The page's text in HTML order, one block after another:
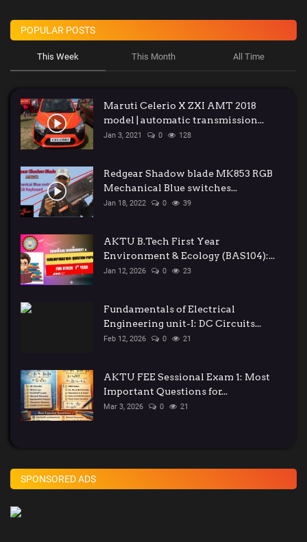
POPULAR POSTS
This Week This Month All Time
Maruti Celerio X ZXI AMT 2018
model | automatic transmission...
Jan 3, 2021 0 128
Redgear Shadow blade MK853 RGB
Mechanical Blue switches...
Jan 18, 2022 0 39
AKTU B.Tech First Year
Environment & Ecology (BAS104):...
Jan 12, 2026 0 23
Fundamentals of Electrical
Engineering unit-I: DC Circuits...
Feb 12, 2026 0 21
AKTU FEE Sessional Exam 1: Most
Important Questions for...
Mar 3, 2026 0 21
SPONSORED ADS